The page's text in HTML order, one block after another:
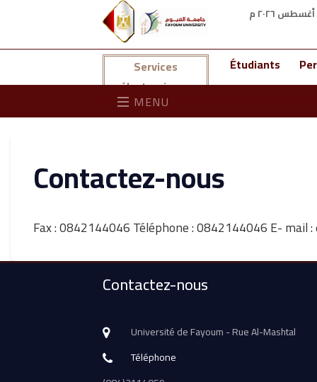
Services
électroniques
Étudiants
MENU
Contactez-nous
Fax : 0842144046 Téléphone : 0842144046 E- mail :
Contactez-nous
Université de Fayoum - Rue Al-Mashtal
Téléphone